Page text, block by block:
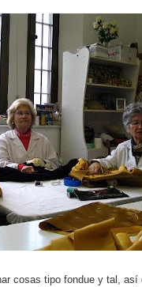
cosas tipo fondue y tal, así